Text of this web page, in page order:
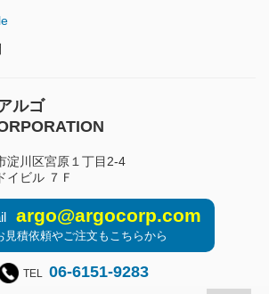
ルゴ
淀川区宮原１丁目2-4
イビル ７Ｆ
argo@argocorp.com
見積依頼やご注文もこちらから
TEL 06-6151-9283